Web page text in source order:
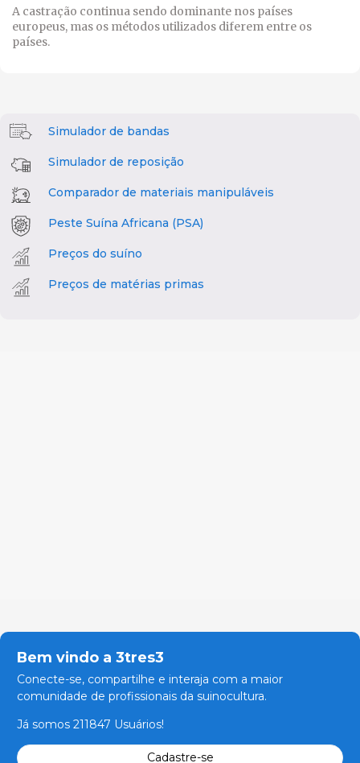
A castração continua sendo dominante nos países
europeus, mas os métodos utilizados diferem entre os
países.
Simulador de bandas
Simulador de reposição
Comparador de materiais manipuláveis
Peste Suína Africana (PSA)
Preços do suíno
Preços de matérias primas
Bem vindo a 3tres3
Conecte-se, compartilhe e interaja com a maior
comunidade de profissionais da suinocultura.
Já somos 211847 Usuários!
Cadastre-se